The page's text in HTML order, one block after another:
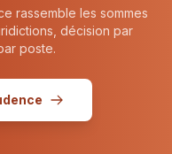
rassemble les sommes
décision par
poste.